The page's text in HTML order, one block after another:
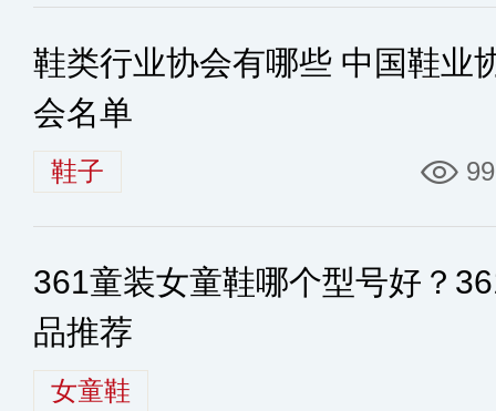
鞋类行业协会有哪些 中国鞋业
会名单
鞋子
361童装女童鞋哪个型号好？
品推荐
女童鞋